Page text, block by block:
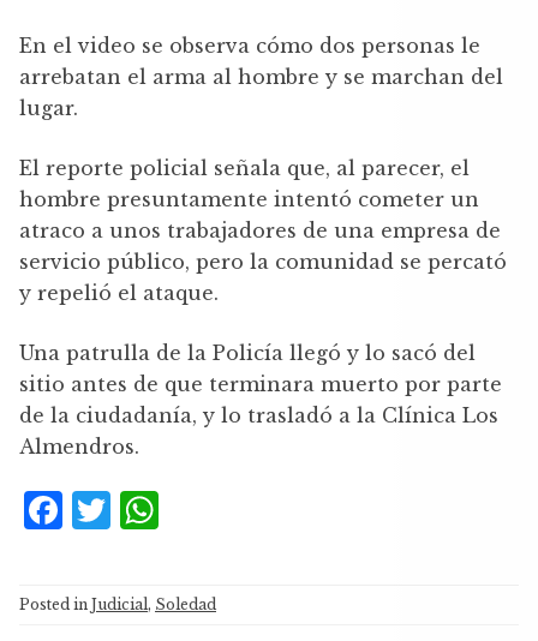
En el video se observa cómo dos personas le
arrebatan el arma al hombre y se marchan del
lugar.
El reporte policial señala que, al parecer, el
hombre presuntamente intentó cometer un
atraco a unos trabajadores de una empresa de
servicio público, pero la comunidad se percató
y repelió el ataque.
Una patrulla de la Policía llegó y lo sacó del
sitio antes de que terminara muerto por parte
de la ciudadanía, y lo trasladó a la Clínica Los
Almendros.
F
c
e
T
it
te
at
s
Posted in Judicial, Soledad